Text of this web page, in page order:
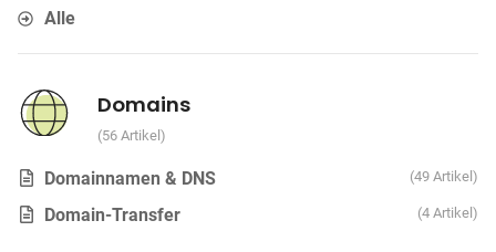
Alle
Domains
56 Artikel
Domainnamen & DNS 49 Artikel
Domain-Transfer 4 Artikel